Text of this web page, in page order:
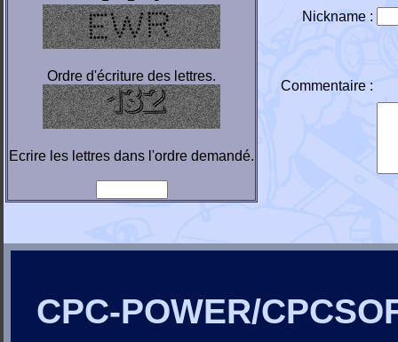
Ordre d'écriture des lettres.
Ecrire les lettres dans l'ordre demandé.
Nickname :
Commentaire :
CPC-POWER/